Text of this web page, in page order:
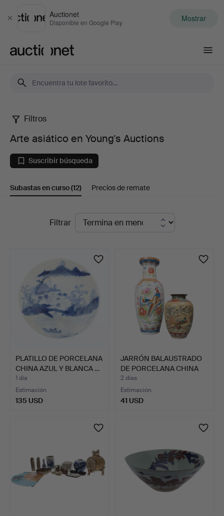
Cerrar
Auctionet
Disponible en Google Play Mostrar
Arte
asiático
en
Young's
Auctions
Filtros
Arte asiático en Young's Auctions
Suscribir búsqueda
Subastas en curso(12) Precios de remate
SubastasFiltrar
PLATILLO DE PORCELANA
CHINA AZUL Y BLANCA …
1 día
Estimación
135 USD
JARRÓN BALAUSTRADO
DE PORCELANA CHINA
DE G…
2 días
Estimación
41 USD